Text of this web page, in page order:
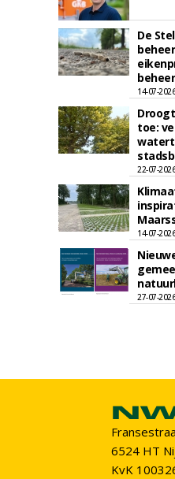
De
14-07-
toe:
22-07-
14-07-
27-07-
6524 HT
KvK